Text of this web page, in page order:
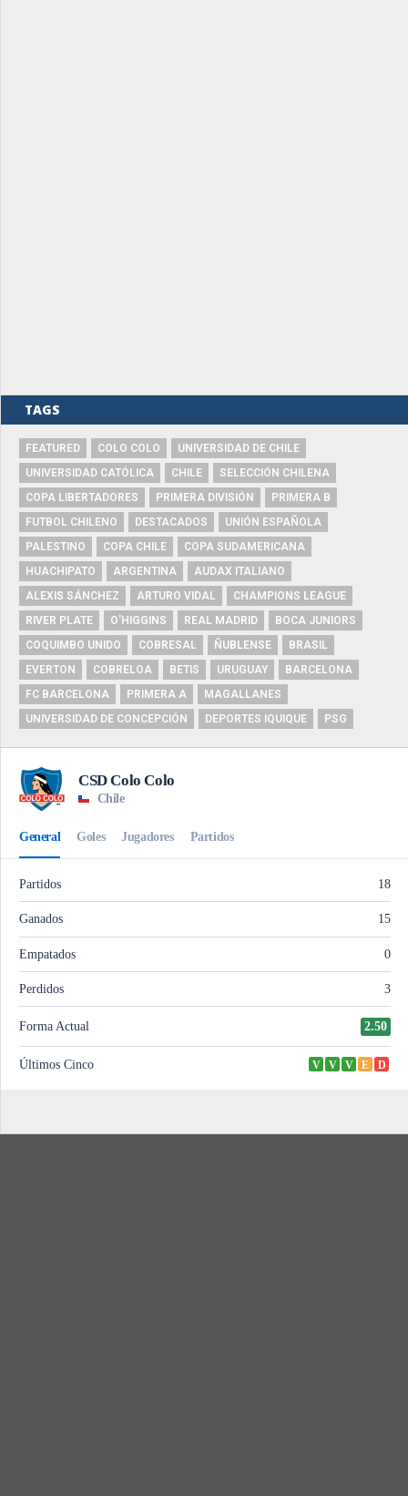
TAGS
FEATURED COLO COLO
UNIVERSIDAD DE CHILE
UNIVERSIDAD CATÓLICA
CHILE
SELECCIÓN CHILENA
COPA LIBERTADORES
PRIMERA DIVISIÓN
PRIMERA B
FUTBOL CHILENO
DESTACADOS
UNIÓN ESPAÑOLA
PALESTINO
COPA CHILE
COPA SUDAMERICANA
HUACHIPATO
ARGENTINA
AUDAX ITALIANO
ALEXIS SÁNCHEZ
ARTURO VIDAL
CHAMPIONS LEAGUE
RIVER PLATE
O'HIGGINS REAL MADRID
BOCA JUNIORS
COQUIMBO UNIDO
COBRESAL ÑUBLENSE
BRASIL
EVERTON
COBRELOA BETIS URUGUAY
BARCELONA
FC BARCELONA
PRIMERA A
MAGALLANES
UNIVERSIDAD DE CONCEPCIÓN
DEPORTES IQUIQUE PSG